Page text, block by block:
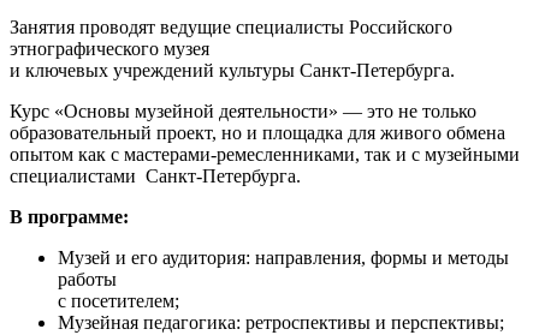
Занятия проводят ведущие специалисты Российского
этнографического музея
и ключевых учреждений культуры Санкт-Петербурга.
Курс «Основы музейной деятельности» — это не только
образовательный проект, но и площадка для живого обмена
опытом как с мастерами-ремесленниками, так и с музейными
специалистами Санкт-Петербурга.
В программе:
Музей и его аудитория: направления, формы и методы
работы
с посетителем;
Музейная педагогика: ретроспективы и перспективы;